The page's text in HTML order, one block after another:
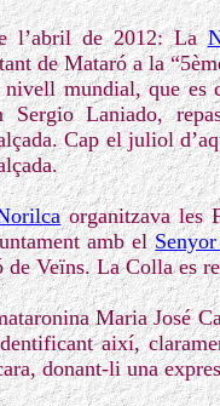
l’abril de 2012: La
de Mataró a la
mundial, que es
Sergio Laniado,
Cap el juliol
organitzava les
amb el
Veïns. La Colla es
Maria José
així,
donant-li una